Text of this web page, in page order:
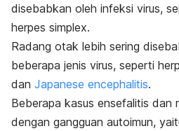
disebabkan oleh infeksi virus,
herpes simplex.
Radang otak lebih sering
beberapa jenis virus, seperti
dan Japanese encephalitis.
Beberapa kasus ensefalitis dan
dengan gangguan autoimun,